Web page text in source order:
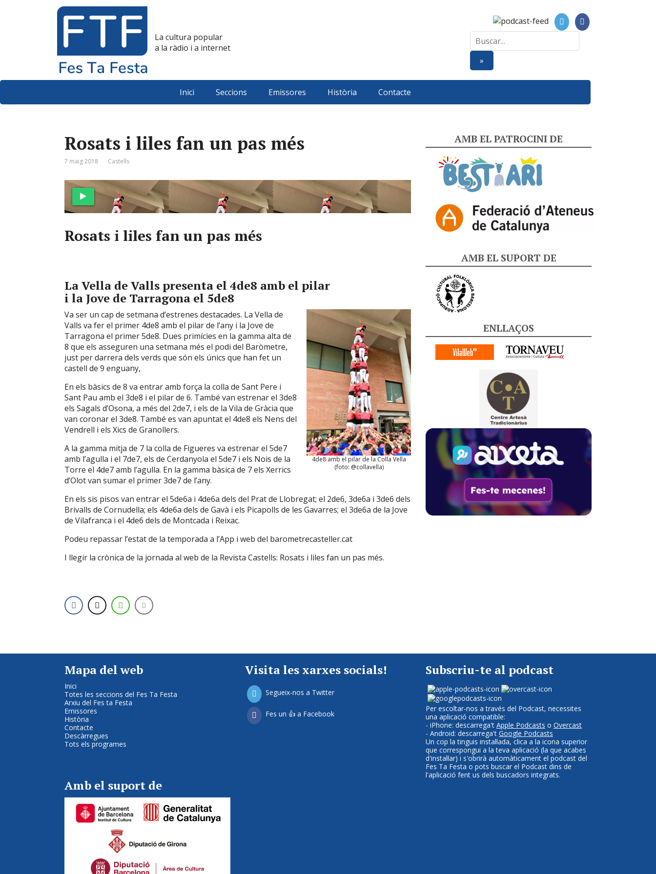
La cultura popular
a la ràdio i a internet
Inici Seccions Emissores Història Contacte
Rosats i liles fan un pas més
7 maig 2018 Castells
Rosats i liles fan un pas més
La Vella de Valls presenta el 4de8 amb el pilar
i la Jove de Tarragona el 5de8
4de8 amb el pilar de la Colla Vella
(foto: @collavella)
Va ser un cap de setmana d’estrenes destacades. La Vella de
Valls va fer el primer 4de8 amb el pilar de l’any i la Jove de
Tarragona el primer 5de8. Dues primícies en la gamma alta de
8 que els asseguren una setmana més el podi del Baròmetre,
just per darrera dels verds que són els únics que han fet un
castell de 9 enguany,
En els bàsics de 8 va entrar amb força la colla de Sant Pere i
Sant Pau amb el 3de8 i el pilar de 6. També van estrenar el 3de8
els Sagals d’Osona, a més del 2de7, i els de la Vila de Gràcia que
van coronar el 3de8. També es van apuntat el 4de8 els Nens del
Vendrell i els Xics de Granollers.
A la gamma mitja de 7 la colla de Figueres va estrenar el 5de7
amb l’agulla i el 7de7, els de Cerdanyola el 5de7 i els Nois de la
Torre el 4de7 amb l’agulla. En la gamma bàsica de 7 els Xerrics
d’Olot van sumar el primer 3de7 de l’any.
En els sis pisos van entrar el 5de6a i 4de6a dels del Prat de Llobregat; el 2de6, 3de6a i 3de6 dels
Brivalls de Cornudella; els 4de6a dels de Gavà i els Picapolls de les Gavarres; el 3de6a de la Jove
de Vilafranca i el 4de6 dels de Montcada i Reixac.
Podeu repassar l’estat de la temporada a l’App i web del barometrecasteller.cat
I llegir la crònica de la jornada al web de la Revista Castells: Rosats i liles fan un pas més.
AMB EL PATROCINI DE
AMB EL SUPORT DE
ENLLAÇOS
Mapa del web
Inici
Totes les seccions del Fes Ta Festa
Arxiu del Fes ta Festa
Emissores
Història
Contacte
Descàrregues
Tots els programes
Visita les xarxes socials!
Segueix-nos a Twitter
Fes un 👍 a Facebook
Subscriu-te al podcast
Per escoltar-nos a través del Podcast, necessites
una aplicació compatible:
- iPhone: descarrega't Apple Podcasts o Overcast
- Android: descarrega't Google Podcasts
Un cop la tinguis instal·lada, clica a la icona superior
que correspongui a la teva aplicació (la que acabes
d'instal·lar) i s'obrirà automàticament el podcast del
Fes Ta Festa o pots buscar el Podcast dins de
l'aplicació fent us dels buscadors integrats.
Amb el suport de